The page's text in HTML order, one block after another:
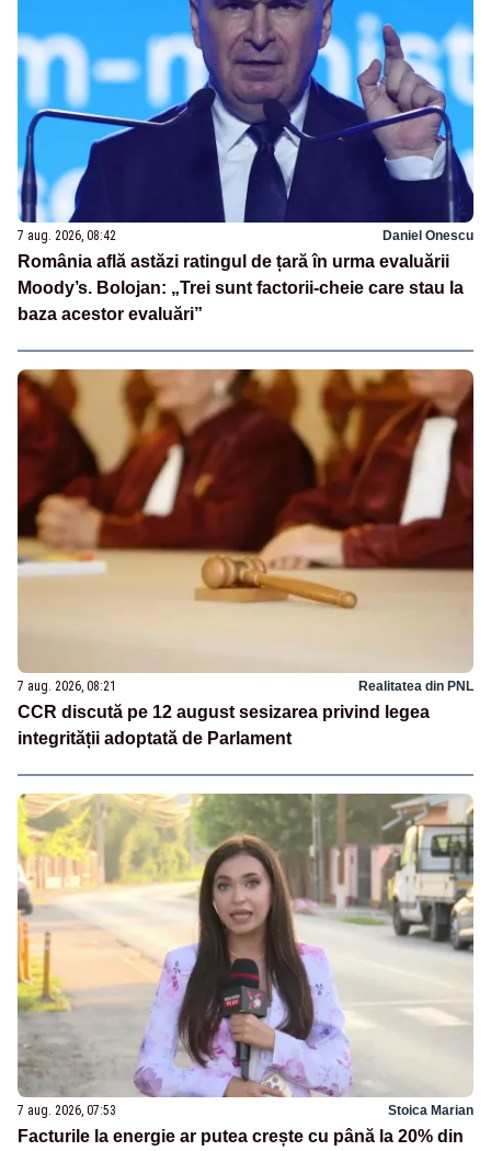
7 aug. 2026, 08:42 Daniel Onescu
România află astăzi ratingul de țară în urma evaluării
Moody’s. Bolojan: „Trei sunt factorii-cheie care stau la
baza acestor evaluări”
7 aug. 2026, 08:21 Realitatea din PNL
CCR discută pe 12 august sesizarea privind legea
integrității adoptată de Parlament
7 aug. 2026, 07:53 Stoica Marian
Facturile la energie ar putea crește cu până la 20% din